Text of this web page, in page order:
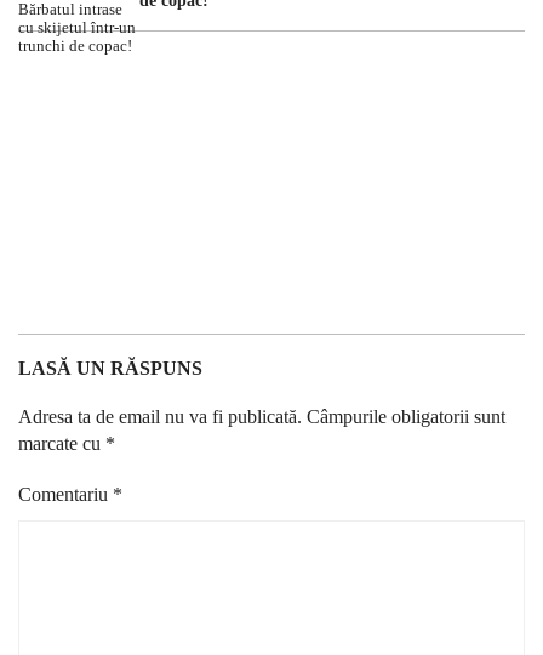
LASĂ UN RĂSPUNS
Adresa ta de email nu va fi publicată. Câmpurile obligatorii sunt
marcate cu *
Comentariu *